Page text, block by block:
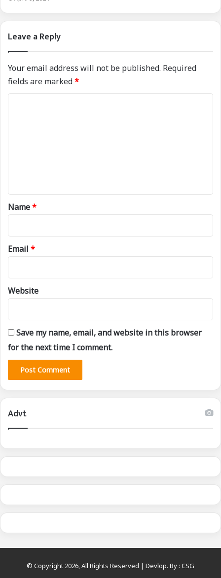
Leave a Reply
Your email address will not be published. Required
fields are marked*
*
Name*
Email *
Website
Save my name, email, and website in this browser
for the next time I comment.
Advt
© Copyright 2026, All Rights Reserved | Devlop. By : CSG